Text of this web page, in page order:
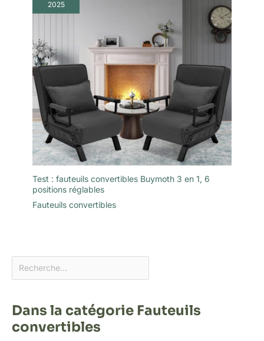
2025
Test : fauteuils convertibles Buymoth 3 en 1, 6
positions réglables
Fauteuils convertibles
Dans la catégorie Fauteuils
convertibles